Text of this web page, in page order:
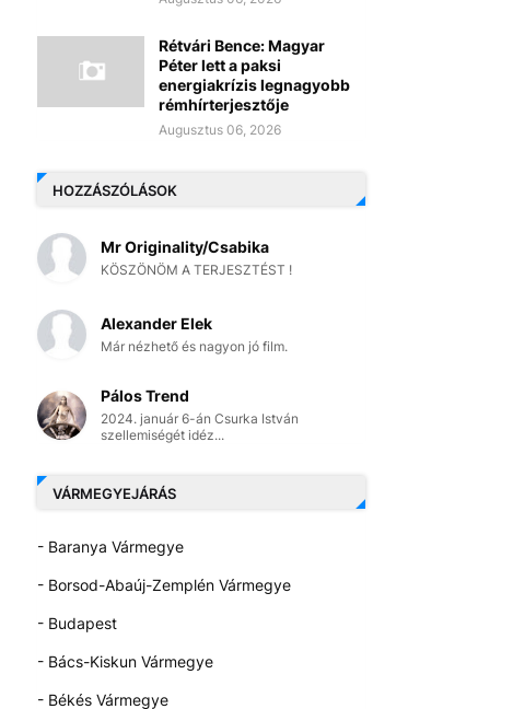
Rétvári Bence: Magyar
Péter lett a paksi
energiakrízis legnagyobb
rémhírterjesztője
Augusztus 06, 2026
HOZZÁSZÓLÁSOK
Mr Originality/Csabika
KÖSZÖNÖM A TERJESZTÉST !
Alexander Elek
Már nézhető és nagyon jó film.
Pálos Trend
2024. január 6-án Csurka István
szellemiségét idéz...
VÁRMEGYEJÁRÁS
- Baranya Vármegye
- Borsod-Abaúj-Zemplén Vármegye
- Budapest
- Bács-Kiskun Vármegye
- Békés Vármegye